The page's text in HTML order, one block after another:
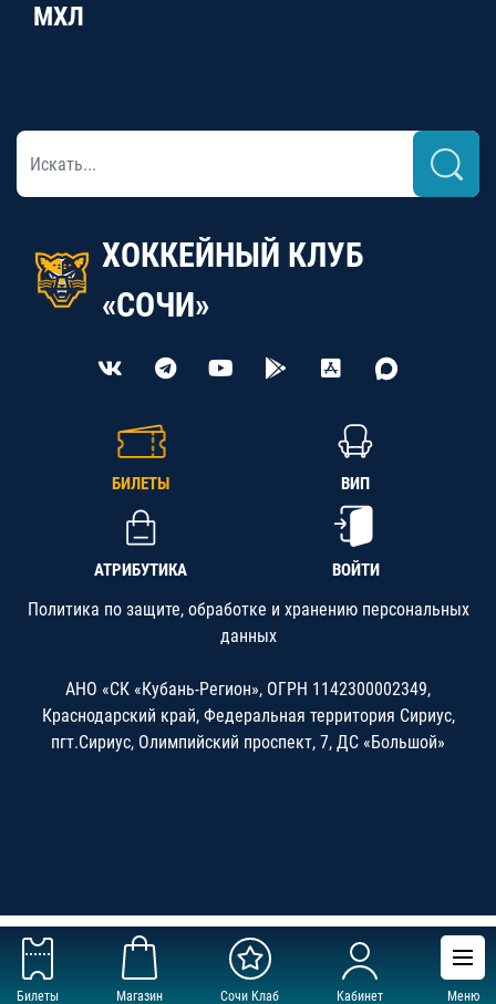
Билеты Магазин Сочи Клаб Кабинет Меню
МХЛ
ХОККЕЙНЫЙ КЛУБ
«СОЧИ»
БИЛЕТЫ ВИП
АТРИБУТИКА ВОЙТИ
Политика по защите, обработке и хранению персональных
данных
АНО «СК «Кубань-Регион», ОГРН 1142300002349,
Краснодарский край, Федеральная территория Сириус,
пгт.Сириус, Олимпийский проспект, 7, ДС «Большой»